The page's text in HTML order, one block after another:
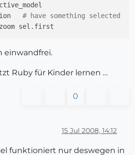
# have something selected
einwandfrei.
Ruby für Kinder lernen …
0
15 Jul 2008, 14:12
funktioniert nur deswegen in